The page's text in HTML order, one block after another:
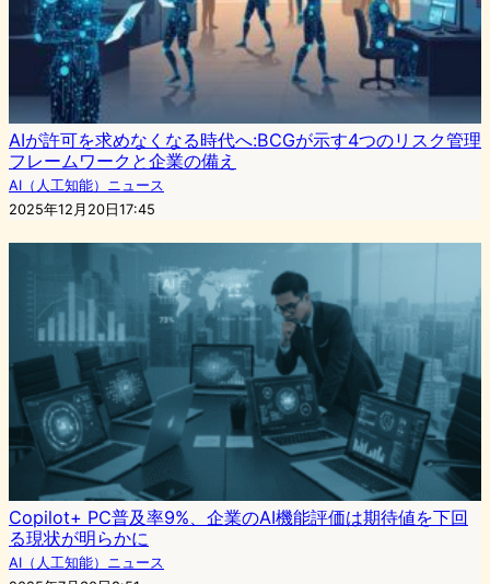
AIが許可を求めなくなる時代へ:BCGが示す4つのリスク管理
フレームワークと企業の備え
AI（人工知能）ニュース
2025年12月20日17:45
Copilot+ PC普及率9%、企業のAI機能評価は期待値を下回
る現状が明らかに
AI（人工知能）ニュース